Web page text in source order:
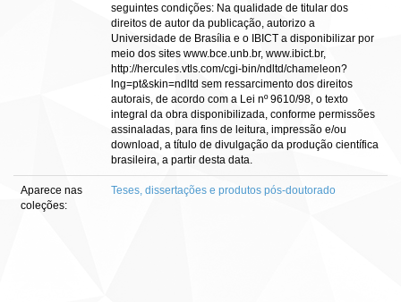
seguintes condições: Na qualidade de titular dos
direitos de autor da publicação, autorizo a
Universidade de Brasília e o IBICT a disponibilizar por
meio dos sites www.bce.unb.br, www.ibict.br,
http://hercules.vtls.com/cgi-bin/ndltd/chameleon?
lng=pt&skin=ndltd sem ressarcimento dos direitos
autorais, de acordo com a Lei nº 9610/98, o texto
integral da obra disponibilizada, conforme permissões
assinaladas, para fins de leitura, impressão e/ou
download, a título de divulgação da produção científica
brasileira, a partir desta data.
Aparece nas
coleções:
Teses, dissertações e produtos pós-doutorado